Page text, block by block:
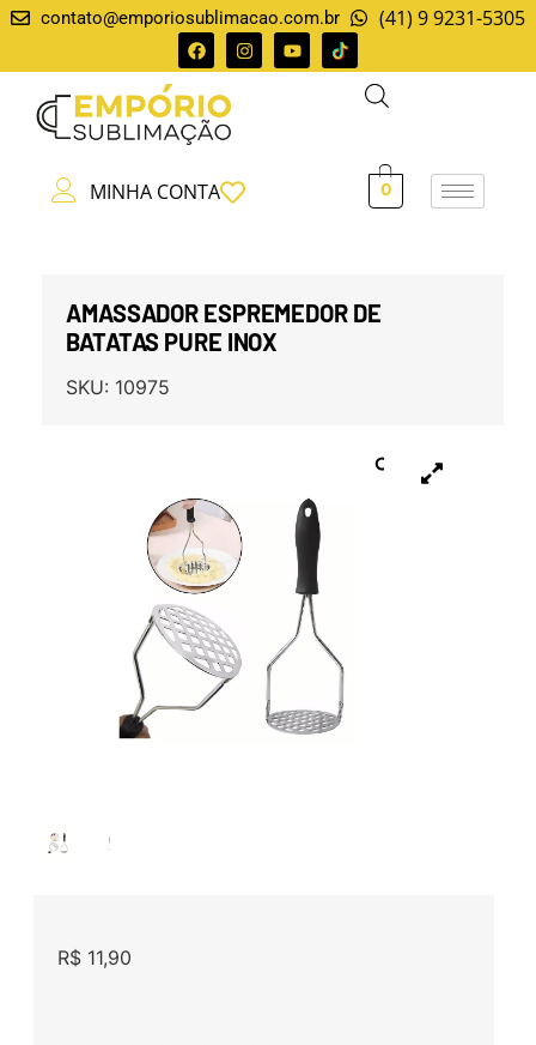
contato@emporiosublimacao.com.br (41) 9 9231-5305
MINHA CONTA 0
AMASSADOR ESPREMEDOR DE
BATATAS PURE INOX
SKU: 10975
R$11,90